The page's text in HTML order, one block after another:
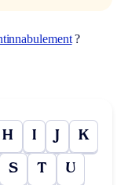
?
H I J K
S T U